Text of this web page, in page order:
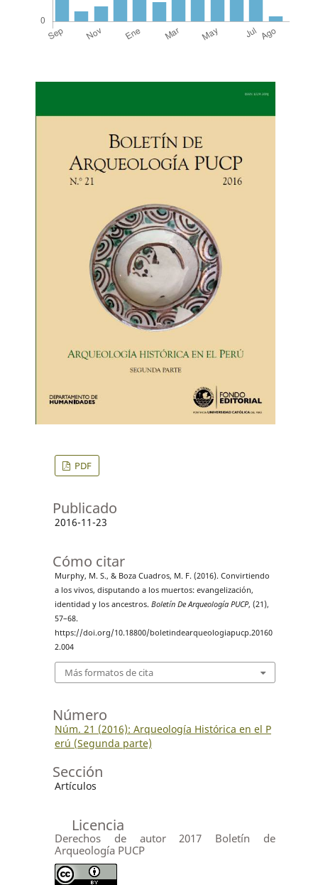
PDF
Publicado
2016-11-23
Cómo citar
Murphy, M. S., & Boza Cuadros, M. F. (2016). Convirtiendo
a los vivos, disputando a los muertos: evangelización,
identidad y los ancestros. Boletín De Arqueología PUCP, (21),
57–68.
https://doi.org/10.18800/boletindearqueologiapucp.20160
2.004
Más formatos de cita
Número
Núm. 21 (2016): Arqueología Histórica en el P
erú (Segunda parte)
Sección
Artículos
Licencia
Derechos de autor 2017 Boletín de
Arqueología PUCP